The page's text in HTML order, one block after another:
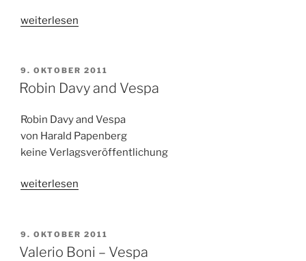
„Vespa
2“
weiterlesen
VERÖFFENTLICHT
AM
9. OKTOBER 2011
Robin Davy and Vespa
Robin Davy and Vespa
von Harald Papenberg
keine Verlagsveröffentlichung
„Robin
Vespa“
weiterlesen
VERÖFFENTLICHT
AM
9. OKTOBER 2011
Valerio Boni – Vespa